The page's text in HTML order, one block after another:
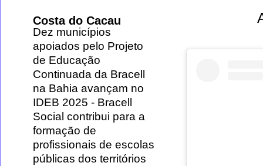
Costa do Cacau
Dez municípios
apoiados pelo Projeto
de Educação
Continuada da Bracell
na Bahia avançam no
IDEB 2025 - Bracell
Social contribui para a
formação de
profissionais de escolas
públicas dos territórios